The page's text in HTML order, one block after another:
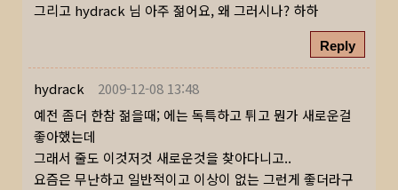
그리고 hydrack 님 아주 젊어요, 왜 그러시나? 하하
Reply
hydrack
2009-12-08 13:48
예전 좀더 한참 젊을때; 에는 독특하고 튀고 뭔가 새로운걸
좋아했는데
그래서 줄도 이것저것 새로운것을 찾아다니고..
요즘은 무난하고 일반적이고 이상이 없는 그런게 좋더라구